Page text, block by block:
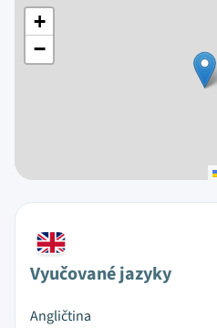
+
−
Vyučované jazyky
Angličtina